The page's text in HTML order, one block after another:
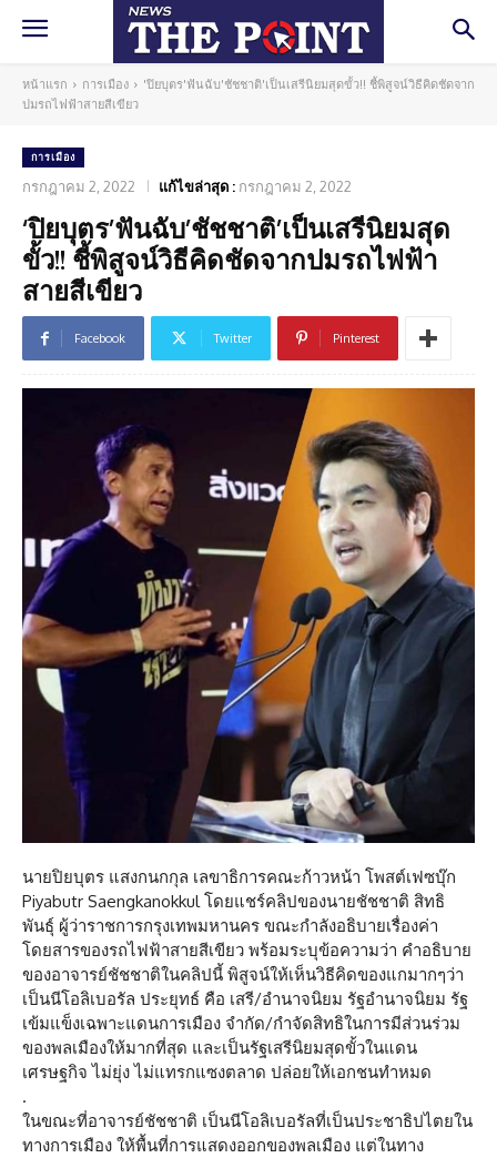
หน้าแรก การเมือง
'ปิยบุตร'ฟันฉับ'ชัชชาติ'เป็นเสรีนิยมสุดขั้ว!! ชี้พิสูจน์วิธีคิดชัดจาก
ปมรถไฟฟ้าสายสีเขียว
การเมือง
กรกฎาคม 2, 2022 แก้ไขล่าสุด : กรกฎาคม 2, 2022
‘ปิยบุตร’ฟันฉับ’ชัชชาติ’เป็นเสรีนิยมสุด
ขั้ว!! ชี้พิสูจน์วิธีคิดชัดจากปมรถไฟฟ้า
สายสีเขียว
Facebook Twitter Pinterest
นายปิยบุตร แสงกนกกุล เลขาธิการคณะก้าวหน้า โพสต์เฟซบุ๊ก
Piyabutr Saengkanokkul โดยแชร์คลิปของนายชัชชาติ สิทธิ
พันธุ์ ผู้ว่าราชการกรุงเทพมหานคร ขณะกำลังอธิบายเรื่องค่า
โดยสารของรถไฟฟ้าสายสีเขียว พร้อมระบุข้อความว่า คำอธิบาย
ของอาจารย์ชัชชาติในคลิปนี้ พิสูจน์ให้เห็นวิธีคิดของแกมากๆว่า
เป็นนีโอลิเบอรัล ประยุทธ์ คือ เสรี/อำนาจนิยม รัฐอำนาจนิยม รัฐ
เข้มแข็งเฉพาะแดนการเมือง จำกัด/กำจัดสิทธิในการมีส่วนร่วม
ของพลเมืองให้มากที่สุด และเป็นรัฐเสรีนิยมสุดขั้วในแดน
เศรษฐกิจ ไม่ยุ่ง ไม่แทรกแซงตลาด ปล่อยให้เอกชนทำหมด
.
ในขณะที่อาจารย์ชัชชาติ เป็นนีโอลิเบอรัลที่เป็นประชาธิปไตยใน
ทางการเมือง ให้พื้นที่การแสดงออกของพลเมือง แต่ในทาง